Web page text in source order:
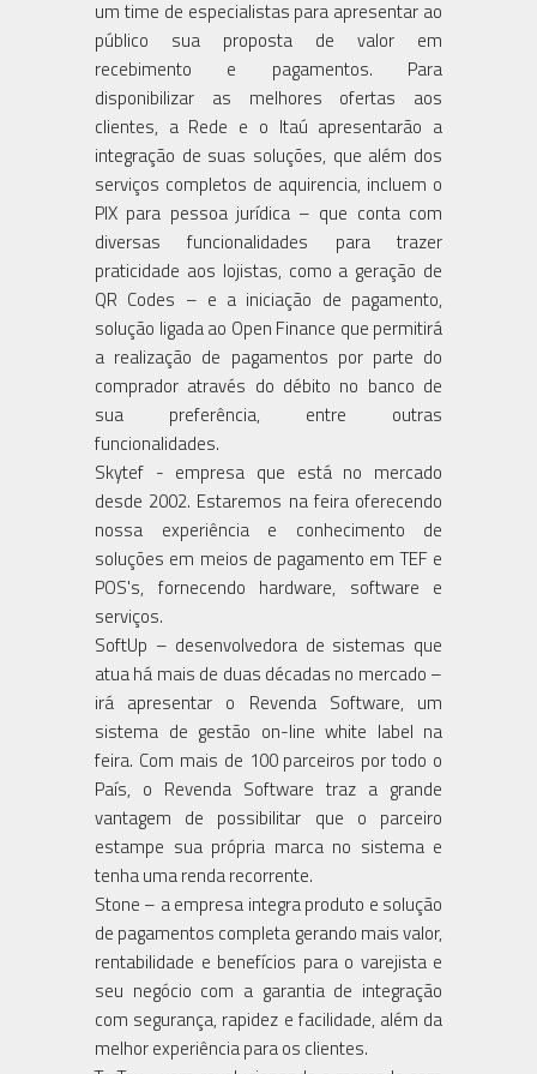
um time de especialistas para apresentar ao
público sua proposta de valor em
recebimento e pagamentos. Para
disponibilizar as melhores ofertas aos
clientes, a Rede e o Itaú apresentarão a
integração de suas soluções, que além dos
serviços completos de aquirencia, incluem o
PIX para pessoa jurídica – que conta com
diversas funcionalidades para trazer
praticidade aos lojistas, como a geração de
QR Codes – e a iniciação de pagamento,
solução ligada ao Open Finance que permitirá
a realização de pagamentos por parte do
comprador através do débito no banco de
sua preferência, entre outras
funcionalidades.
Skytef - empresa que está no mercado
desde 2002. Estaremos na feira oferecendo
nossa experiência e conhecimento de
soluções em meios de pagamento em TEF e
POS's, fornecendo hardware, software e
serviços.
SoftUp – desenvolvedora de sistemas que
atua há mais de duas décadas no mercado –
irá apresentar o Revenda Software, um
sistema de gestão on-line white label na
feira. Com mais de 100 parceiros por todo o
País, o Revenda Software traz a grande
vantagem de possibilitar que o parceiro
estampe sua própria marca no sistema e
tenha uma renda recorrente.
Stone – a empresa integra produto e solução
de pagamentos completa gerando mais valor,
rentabilidade e benefícios para o varejista e
seu negócio com a garantia de integração
com segurança, rapidez e facilidade, além da
melhor experiência para os clientes.